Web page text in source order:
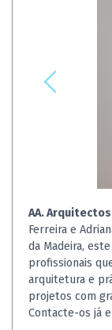
AA. Arquitectos
Ferreira e
da Madeira,
profissionais
arquitetura e
projetos com
Contacte-os já